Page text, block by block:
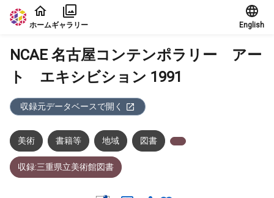
本文に飛ぶ
ホームギャラリー English
NCAE 名古屋コンテンポラリー アー
ト エキシビション 1991
収録元データベースで開く
美術 書籍等 地域 図書
収録:三重県立美術館図書